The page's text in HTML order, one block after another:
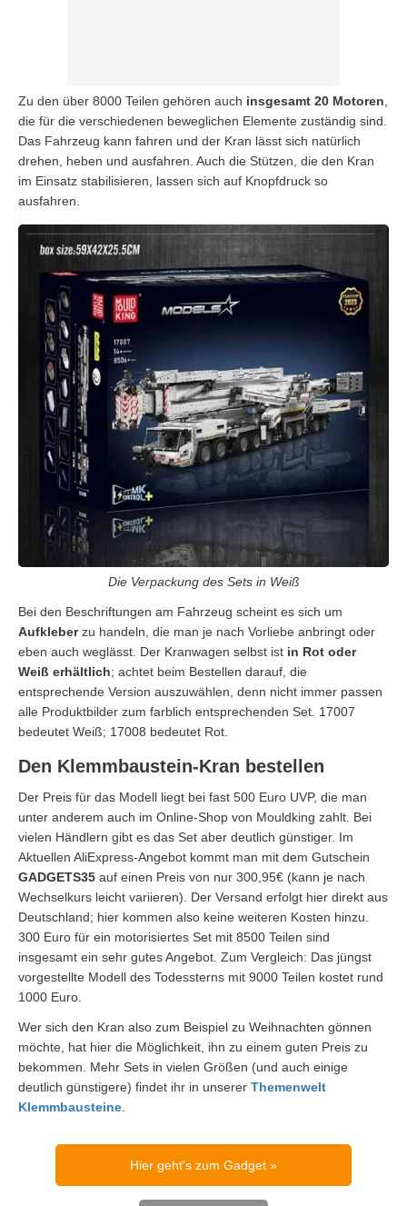
Zu den über 8000 Teilen gehören auch insgesamt 20 Motoren,
die für die verschiedenen beweglichen Elemente zuständig sind.
Das Fahrzeug kann fahren und der Kran lässt sich natürlich
drehen, heben und ausfahren. Auch die Stützen, die den Kran
im Einsatz stabilisieren, lassen sich auf Knopfdruck so
ausfahren.
Die Verpackung des Sets in Weiß
Bei den Beschriftungen am Fahrzeug scheint es sich um
Aufkleberzu handeln, die man je nach Vorliebe anbringt oder
eben auch weglässt. Der Kranwagen selbst ist in Rot oder
Weiß erhältlich; achtet beim Bestellen darauf, die
entsprechende Version auszuwählen, denn nicht immer passen
alle Produktbilder zum farblich entsprechenden Set. 17007
bedeutet Weiß; 17008 bedeutet Rot.
Den Klemmbaustein-Kran bestellen
Der Preis für das Modell liegt bei fast 500 Euro UVP, die man
unter anderem auch im Online-Shop von Mouldking zahlt. Bei
vielen Händlern gibt es das Set aber deutlich günstiger. Im
Aktuellen AliExpress-Angebot kommt man mit dem Gutschein
GADGETS35 auf einen Preis von nur 300,95€ (kann je nach
Wechselkurs leicht variieren). Der Versand erfolgt hier direkt aus
Deutschland; hier kommen also keine weiteren Kosten hinzu.
300 Euro für ein motorisiertes Set mit 8500 Teilen sind
insgesamt ein sehr gutes Angebot. Zum Vergleich: Das jüngst
vorgestellte Modell des Todessterns mit 9000 Teilen kostet rund
1000 Euro.
Wer sich den Kran also zum Beispiel zu Weihnachten gönnen
möchte, hat hier die Möglichkeit, ihn zu einem guten Preis zu
bekommen. Mehr Sets in vielen Größen (und auch einige
deutlich günstigere) findet ihr in unserer Themenwelt
Klemmbausteine.
Hier geht's zum Gadget